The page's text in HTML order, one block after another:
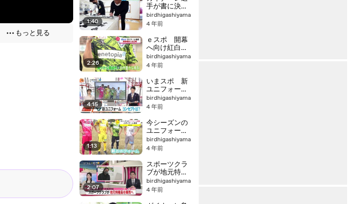
もっと見る
1:40
手が書に決意
込める
birdhigashiyama
4 年前
2:26
ｅスポ 開幕
へ向け紅白
戦 新ユニフ
ォームお披露
birdhigashiyama
4 年前
4:15
いまスポ 新
ユニフォーム
コンセプト
は？／課題の
メンタル克服
へ
birdhigashiyama
4 年前
1:13
今シーズンの
ユニフォーム
披露
birdhigashiyama
4 年前
2:07
スポーツクラ
ブが地元特産
品を販売へ
birdhigashiyama
4 年前